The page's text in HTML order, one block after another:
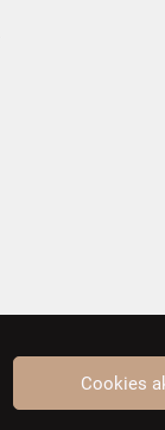
Cookies